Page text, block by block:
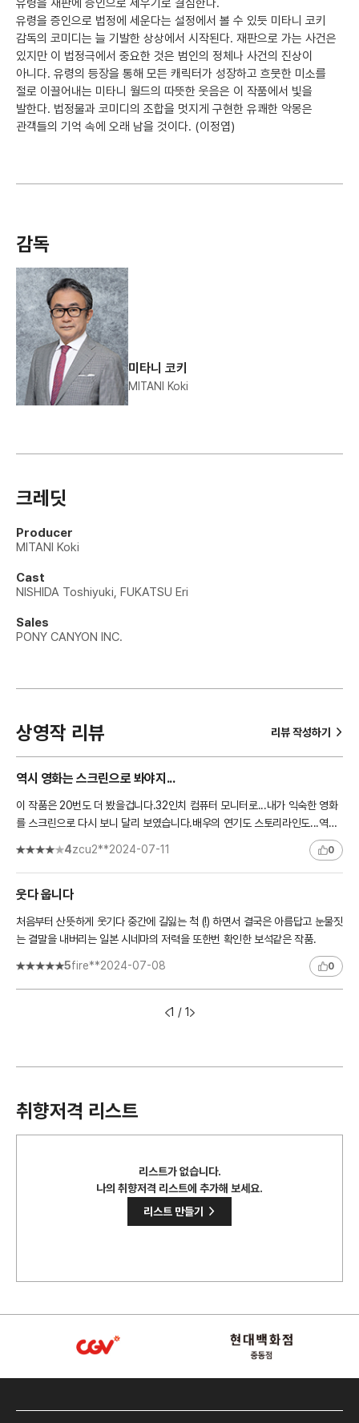
유령을 재판에 증인으로 세우기로 결심한다.
유령을 증인으로 법정에 세운다는 설정에서 볼 수 있듯 미타니 코키
감독의 코미디는 늘 기발한 상상에서 시작된다. 재판으로 가는 사건은
있지만 이 법정극에서 중요한 것은 범인의 정체나 사건의 진상이
아니다. 유령의 등장을 통해 모든 캐릭터가 성장하고 흐뭇한 미소를
절로 이끌어내는 미타니 월드의 따뜻한 웃음은 이 작품에서 빛을
발한다. 법정물과 코미디의 조합을 멋지게 구현한 유쾌한 악몽은
관객들의 기억 속에 오래 남을 것이다. (이정엽)
감독
미타니 코키
MITANI Koki
크레딧
Producer
MITANI Koki
Cast
NISHIDA Toshiyuki, FUKATSU Eri
Sales
PONY CANYON INC.
상영작 리뷰 리뷰 작성하기 >
역시 영화는 스크린으로 봐야지...
이 작품은 20번도 더 봤을겁니다.32인치 컴퓨터 모니터로...내가 익숙한 영화
를 스크린으로 다시 보니 달리 보였습니다.배우의 연기도 스토리라인도...역시
4zcu2**2024-07-11 0
웃다 웁니다
처음부터 산뜻하게 웃기다 중간에 길잃는 척 (!) 하면서 결국은 아름답고 눈물짓
는 결말을 내버리는 일본 시네마의 저력을 또한번 확인한 보석같은 작품.
5fire**2024-07-08 0
1 / 1
취향저격 리스트
리스트가 없습니다.
나의 취향저격 리스트에 추가해 보세요.
리스트 만들기
>